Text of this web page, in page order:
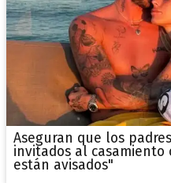
Aseguran que los
invitados al casamiento
están avisados"